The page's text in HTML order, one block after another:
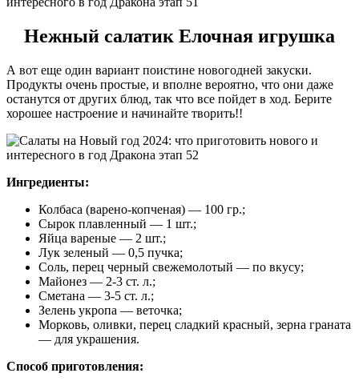
Нежный салатик Елочная игрушка
А вот еще один вариант поистине новогодней закуски.
Продукты очень простые, и вполне вероятно, что они даже
останутся от других блюд, так что все пойдет в ход. Берите
хорошее настроение и начинайте творить!!
Ингредиенты:
Колбаса (варено-копченая) — 100 гр.;
Сырок плавленный — 1 шт.;
Яйца вареные — 2 шт.;
Лук зеленый — 0,5 пучка;
Соль, перец черный свежемолотый — по вкусу;
Майонез — 2-3 ст. л.;
Сметана — 3-5 ст. л.;
Зелень укропа — веточка;
Морковь, оливки, перец сладкий красный, зерна граната
— для украшения.
Способ приготовления: